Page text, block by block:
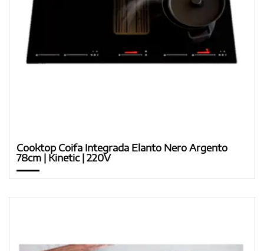
Cooktop Coifa Integrada Elanto Nero Argento
78cm | Kinetic | 220V